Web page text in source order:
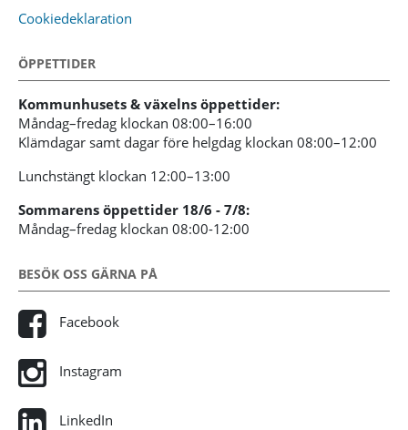
Cookiedeklaration
ÖPPETTIDER
Kommunhusets & växelns öppettider:
Måndag–fredag klockan 08:00–16:00
Klämdagar samt dagar före helgdag klockan 08:00–12:00
Lunchstängt klockan 12:00–13:00
Sommarens öppettider 18/6 - 7/8:
Måndag–fredag klockan 08:00-12:00
BESÖK OSS GÄRNA PÅ
Facebook
Instagram
LinkedIn